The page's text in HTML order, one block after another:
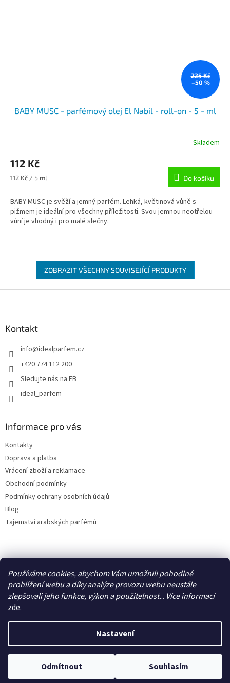
Používáme cookies, abychom Vám umožnili pohodlné
prohlížení webu a díky analýze provozu webu neustále
zlepšovali jeho funkce, výkon a použitelnost... Víceinformací
zde.
Nastavení
Odmítnout Souhlasím
225 Kč
–50 %
BABY MUSC - parfémový olej El Nabil - roll-on - 5 - ml
Skladem
112 Kč
Měrná
112 Kč / 5 ml Do košíku
BABY MUSC je svěží a jemný parfém. Lehká, květinová vůně s
pižmem je ideální pro všechny příležitosti. Svou jemnou neotřelou
vůní je vhodný i pro malé slečny.
ZOBRAZIT VŠECHNY SOUVISEJÍCÍ PRODUKTY
Kontakt
info@idealparfem.cz
+420 774 112 200
Sledujte nás na FB
ideal_parfem
Informace pro vás
Kontakty
Doprava a platba
Vrácení zboží a reklamace
Obchodní podmínky
Podmínky ochrany osobních údajů
Blog
Tajemství arabských parfémů
Copyright 2026IdealParfém. Všechna práva vyhrazena.Upravit